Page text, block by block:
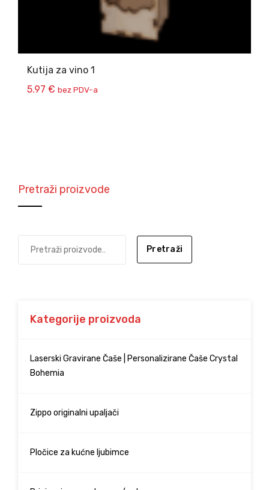
Kutija za vino 1
5.97 € bez PDV-a
Pretraži proizvode
Pretraži
Kategorije proizvoda
Laserski Gravirane Čaše | Personalizirane Čaše Crystal
Bohemia
Zippo originalni upaljači
Pločice za kućne ljubimce